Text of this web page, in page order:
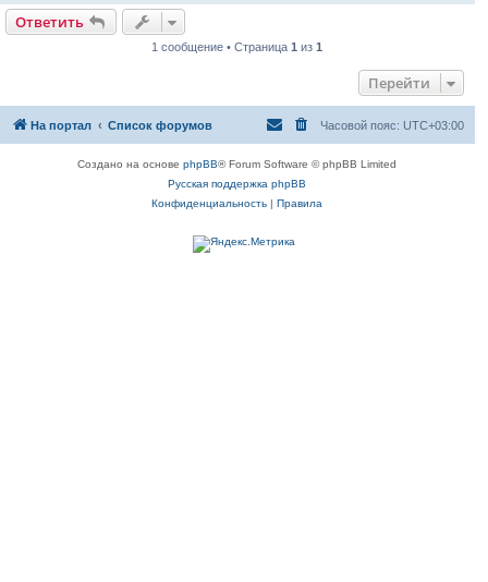
е
н
Ответить
1 сообщение • Страница1 из1
Перейти
На портал Список форумов Часовой пояс: UTC+03:00
Создано на основеphpBB® Forum Software © phpBB Limited
Русская поддержка phpBB
Конфиденциальность |Правила